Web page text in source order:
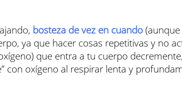
bosteza de vez en cuando
ya que hacer cosas repetitivas y no
que entra a tu cuerpo
con oxígeno al respirar lenta y